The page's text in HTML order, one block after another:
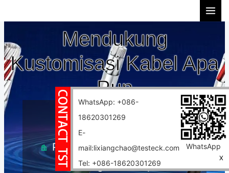
WhatsApp: +086-
18620301269
E-
mail:lixiangchao@testeck.com
Tel: +086-18620301269
WhatsApp
X
ke
Mendukung
Kustomisasi Kabel Apa
Pun
10 tahun pengalaman
Kustomisasi dukungan
Pabrik 10.000 meter persegi
Pengiriman cepat